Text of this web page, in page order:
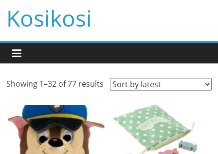
treści
Kosikosi
Showing 1–32 of 77 results